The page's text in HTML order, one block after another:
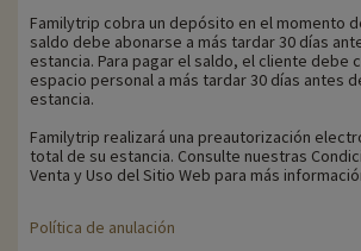
Familytrip cobra un depósito en el momento
saldo debe abonarse a más tardar 30 días
estancia. Para pagar el saldo, el cliente debe
espacio personal a más tardar 30 días antes
estancia.
Familytrip realizará una preautorización
total de su estancia. Consulte nuestras
Venta y Uso del Sitio Web para más
Política de anulación